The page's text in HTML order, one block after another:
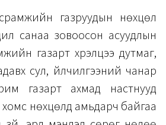
газруудын нөхцөл
санаа зовоосон асуудлын
газарт хүрэлцээ дутмаг,
сул, үйлчилгээний чанар
газарт ахмад настнууд
нөхцөлд амьдарч байгаа